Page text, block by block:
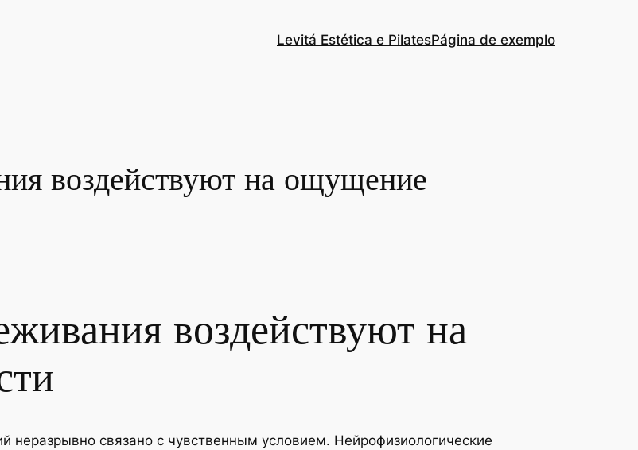
Levitá Estética e PilatesPágina de exemplo
воздействуют на ощущение
воздействуют на
неразрывно связано с чувственным условием. Нейрофизиологические